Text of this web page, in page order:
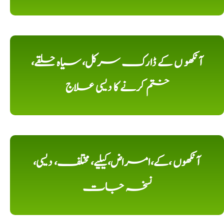
آنکھو ں کے ڈارک سرکل، سیاہ حلقے،
ختم کرنے کا دیسی علاج
آنکھوں ،کے،امراض،کیلیے، مختلف، دیسی،
نسخہ جات